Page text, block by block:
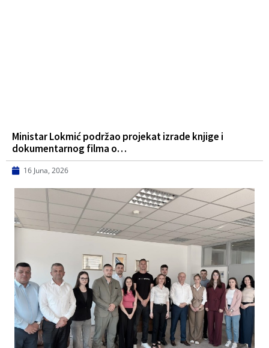
Ministar Lokmić podržao projekat izrade knjige i
dokumentarnog filma o…
16 Juna, 2026